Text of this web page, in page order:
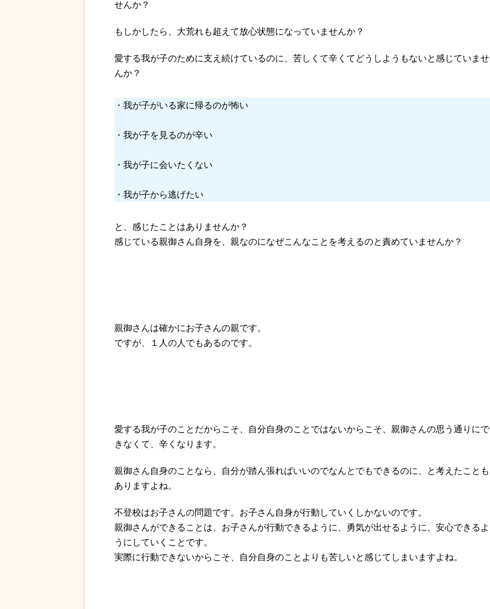
せんか？
もしかしたら、大荒れも超えて放心状態になっていませんか？
愛する我が子のために支え続けているのに、苦しくて辛くてどうしようもないと感じていませ
んか？
・我が子がいる家に帰るのが怖い
・我が子を見るのが辛い
・我が子に会いたくない
・我が子から逃げたい
と、感じたことはありませんか？
感じている親御さん自身を、親なのになぜこんなことを考えるのと責めていませんか？
親御さんは確かにお子さんの親です。
ですが、１人の人でもあるのです。
愛する我が子のことだからこそ、自分自身のことではないからこそ、親御さんの思う通りにで
きなくて、辛くなります。
親御さん自身のことなら、自分が踏ん張ればいいのでなんとでもできるのに、と考えたことも
ありますよね。
不登校はお子さんの問題です。お子さん自身が行動していくしかないのです。
親御さんができることは、お子さんが行動できるように、勇気が出せるように、安心できるよ
うにしていくことです。
実際に行動できないからこそ、自分自身のことよりも苦しいと感じてしまいますよね。